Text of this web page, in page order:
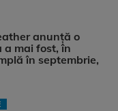
anunță o
a mai fost, în
în septembrie,